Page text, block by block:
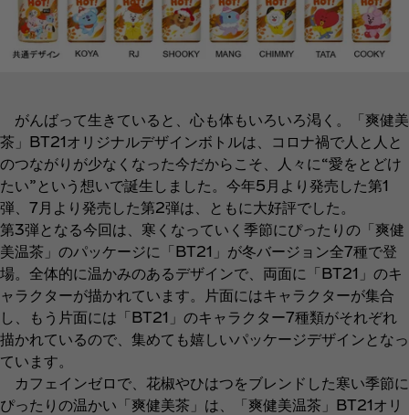
がんばって生きていると、心も体もいろいろ渇く。「爽健美
茶」BT21オリジナルデザインボトルは、コロナ禍で人と人と
のつながりが少なくなった今だからこそ、人々に“愛をとどけ
たい”という想いで誕生しました。今年5月より発売した第1
弾、7月より発売した第2弾は、ともに大好評でした。
第3弾となる今回は、寒くなっていく季節にぴったりの「爽健
美温茶」のパッケージに「BT21」が冬バージョン全7種で登
場。全体的に温かみのあるデザインで、両面に「BT21」のキ
ャラクターが描かれています。片面にはキャラクターが集合
し、もう片面には「BT21」のキャラクター7種類がそれぞれ
描かれているので、集めても嬉しいパッケージデザインとなっ
ています。
カフェインゼロで、花椒やひはつをブレンドした寒い季節に
ぴったりの温かい「爽健美茶」は、「爽健美温茶」BT21オリ